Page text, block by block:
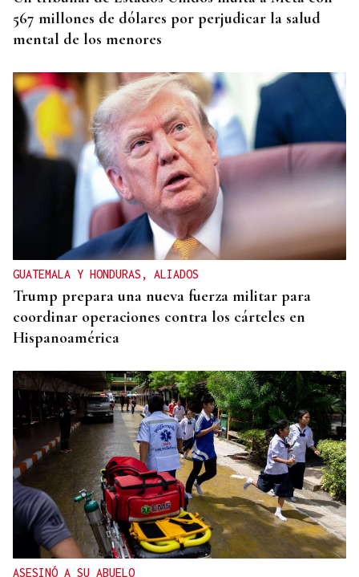
567 millones de dólares por perjudicar la salud
mental de los menores
GUATEMALA Y HONDURAS, ALIADOS
Trump prepara una nueva fuerza militar para
coordinar operaciones contra los cárteles en
Hispanoamérica
ASESINÓ A SU ABUELO